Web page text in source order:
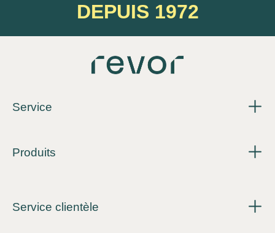
DEPUIS 1972
Service
Produits
Service clientèle